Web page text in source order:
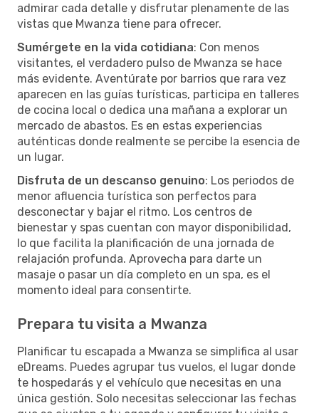
admirar cada detalle y disfrutar plenamente de las
vistas que Mwanza tiene para ofrecer.
Sumérgete en la vida cotidiana: Con menos
visitantes, el verdadero pulso de Mwanza se hace
más evidente. Aventúrate por barrios que rara vez
aparecen en las guías turísticas, participa en talleres
de cocina local o dedica una mañana a explorar un
mercado de abastos. Es en estas experiencias
auténticas donde realmente se percibe la esencia de
un lugar.
Disfruta de un descanso genuino: Los periodos de
menor afluencia turística son perfectos para
desconectar y bajar el ritmo. Los centros de
bienestar y spas cuentan con mayor disponibilidad,
lo que facilita la planificación de una jornada de
relajación profunda. Aprovecha para darte un
masaje o pasar un día completo en un spa, es el
momento ideal para consentirte.
Prepara tu visita a Mwanza
Planificar tu escapada a Mwanza se simplifica al usar
eDreams. Puedes agrupar tus vuelos, el lugar donde
te hospedarás y el vehículo que necesitas en una
única gestión. Solo necesitas seleccionar las fechas